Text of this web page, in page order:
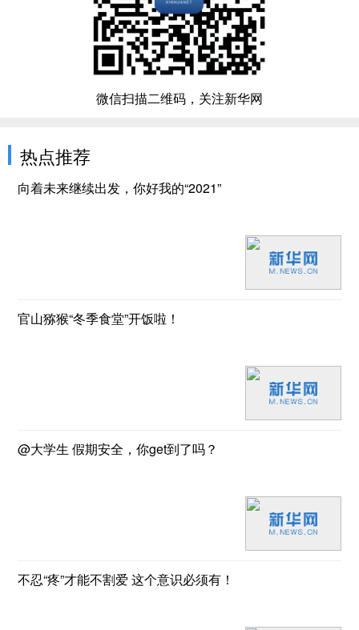
微信扫描二维码，关注新华网
热点推荐
向着未来继续出发，你好我的“2021”
官山猕猴“冬季食堂”开饭啦！
@大学生 假期安全，你get到了吗？
不忍“疼”才能不割爱 这个意识必须有！